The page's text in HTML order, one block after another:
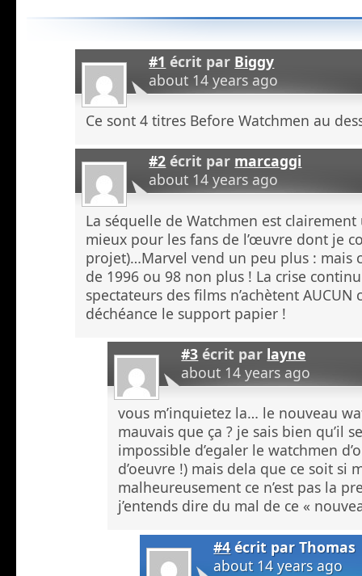
#1 écrit par Biggy
about 14 years ago
Ce sont 4 titres Before Watchmen au
#2 écrit par marcaggi
about 14 years ago
La séquelle de Watchmen est clairement
mieux pour les fans de l’œuvre dont je
projet)…Marvel vend un peu plus : mais
de 1996 ou 98 non plus ! La crise
spectateurs des films n’achètent
déchéance le support papier !
#3 écrit par layne
about 14 years ago
vous m’inquietez la… le nouveau
mauvais que ça ? je sais bien qu’il
impossible d’egaler le watchmen
d’oeuvre !) mais dela que ce soit si
malheureusement ce n’est pas la
j’entends dire du mal de ce «
#4écrit parThomas
about 14 years ago